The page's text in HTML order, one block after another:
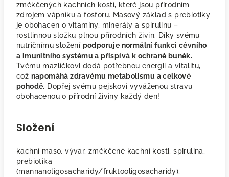
změkčených kachních kostí, které jsou přírodním
zdrojem vápníku a fosforu. Masový základ s prebiotiky
je obohacen o vitamíny, minerály a spirulinu –
rostlinnou složku plnou přírodních živin. Díky svému
nutričnímu složení podporuje normální funkci cévního
a imunitního systému a přispívá k ochraně buněk.
Tvému mazlíčkovi dodá potřebnou energii a vitalitu,
což napomáhá zdravému metabolismu a celkové
pohodě. Dopřej svému pejskovi vyváženou stravu
obohacenou o přírodní živiny každý den!
Složení
kachní maso, vývar, změkčené kachní kosti, spirulina,
prebiotika
(mannanoligosacharidy/fruktooligosacharidy),